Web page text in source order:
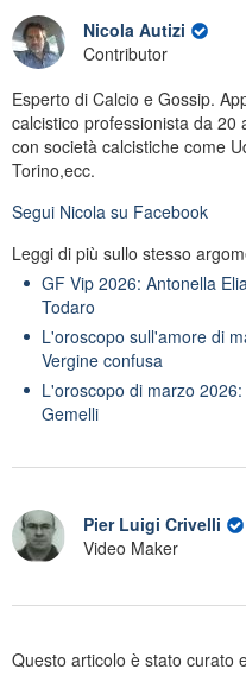
Nicola Autizi
Contributor
Esperto di Calcio e Gossip.
calcistico professionista da
con società calcistiche come
Torino,ecc.
Segui Nicola su Facebook
Leggi di più sullo stesso
GF Vip 2026: Antonella
Todaro
L'oroscopo sull'amore di
Vergine confusa
L'oroscopo di marzo
Gemelli
Pier Luigi Crivelli
Video Maker
Questo articolo è stato curato